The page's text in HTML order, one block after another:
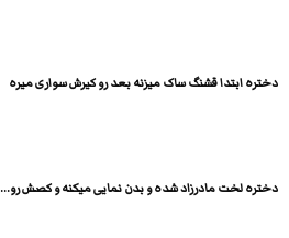
دختره ابتدا قشنگ ساک میزنه بعد رو کیرش سواری میره
دختره لخت مادرزاد شده و بدن نمایی میکنه و کصش رو...